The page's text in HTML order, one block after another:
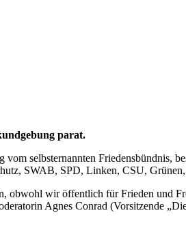
parat.
selbsternannten Friedensbündnis,
SWAB, SPD, Linken, CSU,
wir öffentlich für Frieden und
Agnes Conrad (Vorsitzende